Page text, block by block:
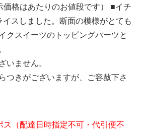
価格はあたりのお値段です） ■イチ
イスしました。断面の模様がとても
クスイーツのトッピングパーツと
いません。
つきがございますが、ご容赦下さ
ス（配達日時指定不可・代引便不